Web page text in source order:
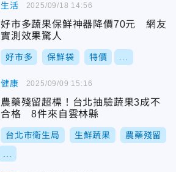
生活
好市多蔬果保鮮神器降價70元 網友
實測效果驚人
好市多 保鮮袋 特價
2025/09/18 14:56
健康
農藥殘留超標！台北抽驗蔬果3成不
合格 8件來自雲林縣
台北市衛生局 生鮮蔬果 農藥殘留
2025/09/09 15:16